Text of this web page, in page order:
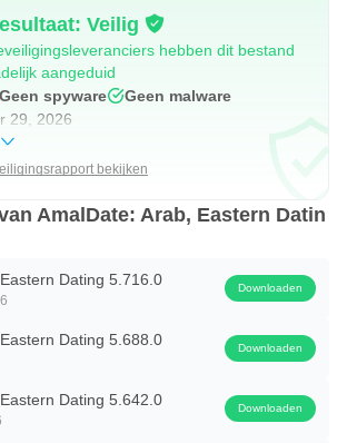
smilies en virtuele geschenken.
je wedstrijden in het echt.
om veel matches tegelijk te
en beveiliging
gemoedsrust en beleef 24/7 een veilige
en veiligheidsmaatregelen voor alle
ons toegewijde klantenserviceteam
om zaken van uw hart gaat.
liefde hebt gewacht, AmalDate is de
en zet je ziel in vuur en vlam met
Veilig
hebben dit bestand
aangeduid
Geen spyware
Geen malware
29, 2026
bekijken
AmalDate: Arab, Eastern Datin
Dating 5.716.0 Downloaden
Dating 5.688.0 Downloaden
Dating 5.642.0 Downloaden